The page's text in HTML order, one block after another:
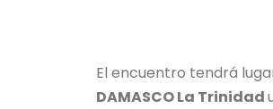
El encuentro tendrá
DAMASCO La Trinidad